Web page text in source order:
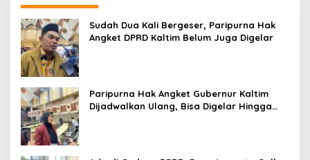
Sudah Dua Kali Bergeser, Paripurna Hak
Angket DPRD Kaltim Belum Juga Digelar
Paripurna Hak Angket Gubernur Kaltim
Dijadwalkan Ulang, Bisa Digelar Hingga